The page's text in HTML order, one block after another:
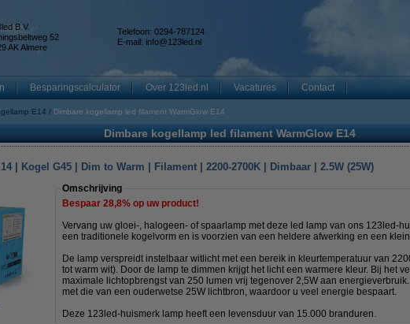
B.V.
52
AK Almere
Telefoon: 0294-787124
E-mail: info@123led.nl
Besparingscalculator Over 123led.nl Vacatures Contact
E14 Dimbare kogellamp led filament WarmGlow E14
Dimbare kogellamp led filament WarmGlow E14
| Kogel G45 | Dim to Warm | Filament | 2200-2700K | Dimbaar | 2.5W (25W)
Omschrijving
Bespaar 28,8% op uw product!
Vervang uw gloei-, halogeen- of spaarlamp met deze led lamp van ons 123led-
een traditionele kogelvorm en is voorzien van een heldere afwerking en een
De lamp verspreidt instelbaar witlicht met een bereik in kleurtemperatuur van
tot warm wit). Door de lamp te dimmen krijgt het licht een warmere kleur. Bij het
maximale lichtopbrengst van 250 lumen vrij tegenover 2,5W aan
met die van een ouderwetse 25W lichtbron, waardoor u veel energie bespaart.
Deze 123led-huismerk lamp heeft een levensduur van 15.000 branduren.